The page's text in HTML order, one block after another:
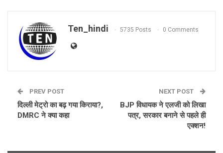
Ten_hindi 5735 Posts 0 Comments
PREV POST
दिल्ली मेट्रो का बढ़ गया किराया?,
DMRC ने क्या कहा
NEXT POST
BJP विधायक ने एलजी को लिखा
पत्र, सरकार बनाने से पहले ही
एक्शन!